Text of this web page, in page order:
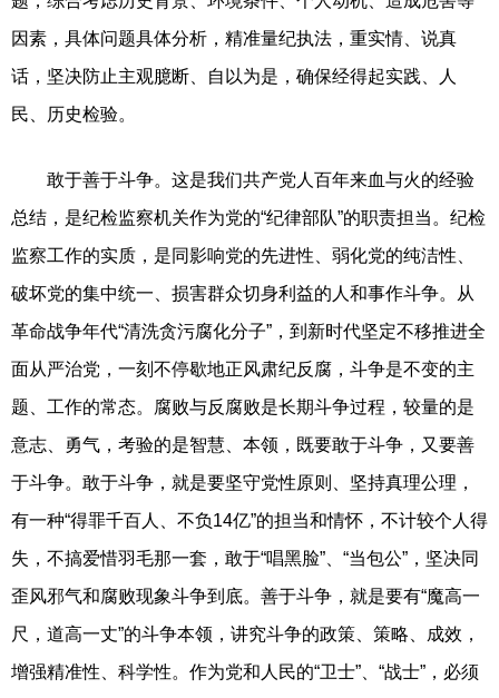
因素，具体问题具体分析，精准量纪执法，重实情、说真
话，坚决防止主观臆断、自以为是，确保经得起实践、人
民、历史检验。
敢于善于斗争。这是我们共产党人百年来血与火的经验
总结，是纪检监察机关作为党的“纪律部队”的职责担当。纪检
监察工作的实质，是同影响党的先进性、弱化党的纯洁性、
破坏党的集中统一、损害群众切身利益的人和事作斗争。从
革命战争年代“清洗贪污腐化分子”，到新时代坚定不移推进全
面从严治党，一刻不停歇地正风肃纪反腐，斗争是不变的主
题、工作的常态。腐败与反腐败是长期斗争过程，较量的是
意志、勇气，考验的是智慧、本领，既要敢于斗争，又要善
于斗争。敢于斗争，就是要坚守党性原则、坚持真理公理，
有一种“得罪千百人、不负14亿”的担当和情怀，不计较个人得
失，不搞爱惜羽毛那一套，敢于“唱黑脸”、“当包公”，坚决同
歪风邪气和腐败现象斗争到底。善于斗争，就是要有“魔高一
尺，道高一丈”的斗争本领，讲究斗争的政策、策略、成效，
增强精准性、科学性。作为党和人民的“卫士”、“战士”，必须